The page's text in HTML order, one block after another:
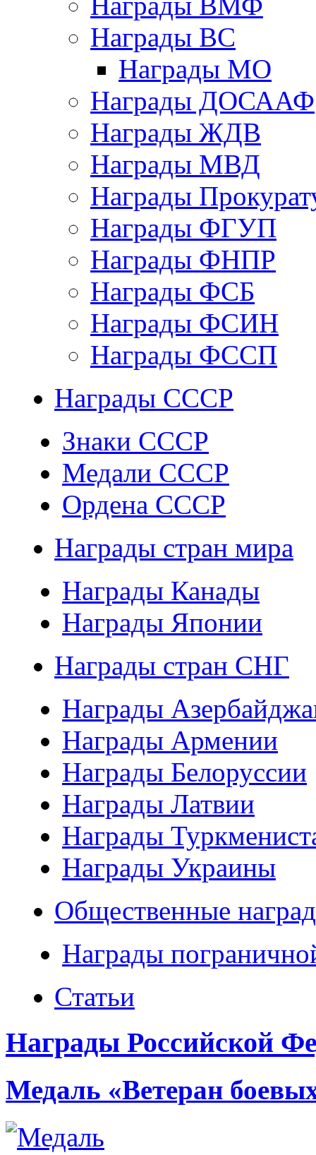
Награды ВС
Награды МО
Награды ДОСААФ
Награды ЖДВ
Награды МВД
Награды
Награды ФГУП
Награды ФНПР
Награды ФСБ
Награды ФСИН
Награды ФССП
Награды СССР
Знаки СССР
Медали СССР
Ордена СССР
Награды стран мира
Награды Канады
Награды Японии
Награды стран СНГ
Награды
Награды Армении
Награды Белоруссии
Награды Латвии
Награды
Награды Украины
Общественные
Награды
Статьи
Награды Российской
Медаль «Ветеран